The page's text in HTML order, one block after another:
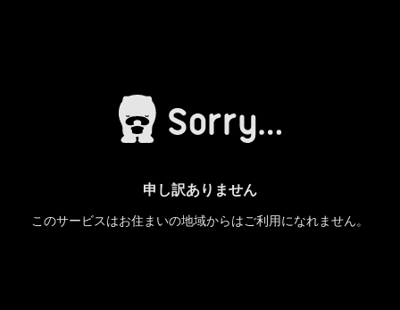
申し訳ありません
このサービスはお住まいの地域からはご利用になれません。